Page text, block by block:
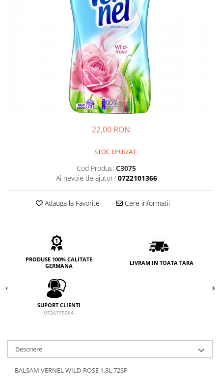
VITAMINE / EFERVESCENTE
INĂLBITOR SI SOLUȚII PENTRU
INDEPĂRTAREA PETELOR
ODORIZANTE DE BAIE
ODORIZANTE DE CAMERĂ
PROSOAPE DE BUCĂTARIE / LAVETE
22,00 RON
STOC EPUIZAT
Cod Produs: C3075
Ai nevoie de ajutor? 0722101366
Adauga la Favorite Cere informatii
PRODUSE 100% CALITATE
GERMANA
LIVRAM IN TOATA TARA
SUPORT CLIENTI
0726775064
Descriere
BALSAM VERNEL WILD-ROSE 1.8L 72SP